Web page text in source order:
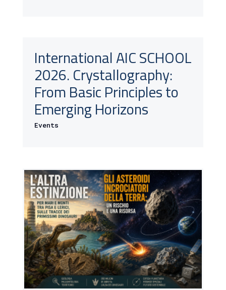
International AIC SCHOOL
2026. Crystallography:
From Basic Principles to
Emerging Horizons
Events